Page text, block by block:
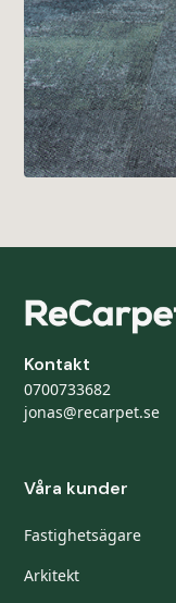
Kontakt
0700733682
jonas@recarpet.se
Våra kunder
Fastighetsägare
Arkitekt